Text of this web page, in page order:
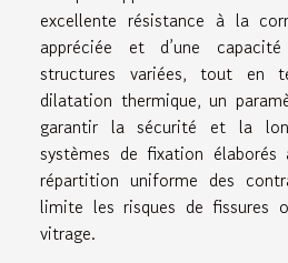
excellente résistance à la
appréciée et d’une
structures variées, tout en
dilatation thermique, un
garantir la sécurité et la
systèmes de fixation élaborés
répartition uniforme des
limite les risques de fissures
vitrage.